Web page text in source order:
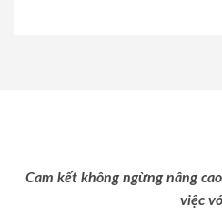
Cam kết không ngừng nâng
việc